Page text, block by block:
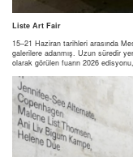
Liste Art Fair
15–21 Haziran tarihleri arasında
galerilere adanmış. Uzun süredir
olarak görülen fuarın 2026